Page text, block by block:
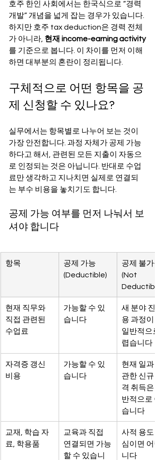
호주 한인 사회에서는 한국식으로 “경력
개발” 개념을 넓게 잡는 경우가 있습니다.
하지만 호주 tax deduction은 경력 전체
가 아니라, 현재 income-earning activity
를 기준으로 봅니다. 이 차이를 먼저 이해
하면 대부분의 혼란이 정리됩니다.
구체적으로 어떤 항목을 공
제 신청할 수 있나요?
실무에서는 항목별로 나누어 보는 것이
가장 안전합니다. 과정 자체가 공제 가능
하다고 해서, 관련된 모든 지출이 자동으
로 인정되는 것은 아닙니다. 반대로 수업
료만 생각하고 지나치면 실제로 연결되
는 부수 비용을 놓치기도 합니다.
공제 가능 여부를 먼저 나눠서 보
셔야 합니다
항목
공제 가능
(Deductible)
공제 불가
(Not
현재 직무와
직접 관련된
수업료
가능할 수 있
습니다
새 분야 진
용 과정이
일반적으
렵습니다
자격증 갱신
비용
가능할 수 있
습니다
현재 일과
관한 신규
격 취득은
반적으로
습니다
교재, 학습 자
료, 학용품
교육과 직접
연결되면 가능
할 수 있습니
사적 용도
심이면 어
니다